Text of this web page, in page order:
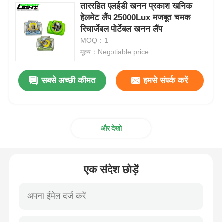
रिचार्जेबल माइनिंग कैप लैंप
भूमिगत ताररहित टोपी दीपक
कोयला खनन प्रकाश
ताररहित एलईडी खनन प्रकाश खनिक
हेलमेट लैंप 25000Lux मजबूत चमक
रिचार्जेबल पोर्टेबल खनन लैंप
MOQ：1
मूल्य：Negotiable price
सबसे अच्छी कीमत हमसे संपर्क करें
और देखो
एक संदेश छोड़ें